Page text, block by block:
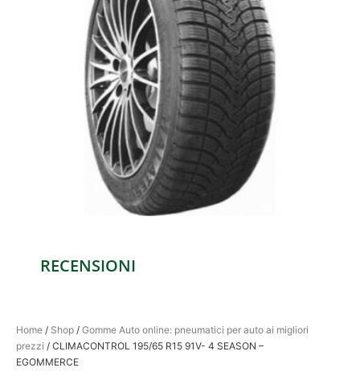
Home / Shop / Gomme Auto online: pneumatici per auto ai migliori
prezzi / CLIMACONTROL 195/65 R15 91V- 4 SEASON –
EGOMMERCE
RECENSIONI